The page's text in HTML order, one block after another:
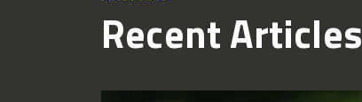
Recent Articles